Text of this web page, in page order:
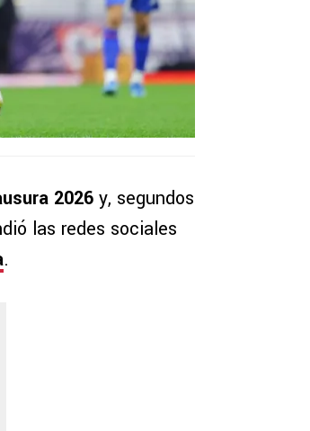
2026 y, segundos
las redes sociales
.